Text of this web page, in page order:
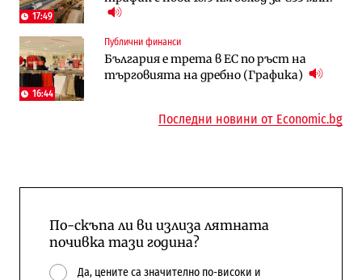
17:49
16:44
Публични финанси
България е трета в ЕС по ръст на
търговията на дребно (Графика)
Общините вече зависят от
централната власт за 75% от
бюджетите си
А1 отново е лидер при технологичните
компании и системните интегратори
Последни новини от Economic.bg
По-скъпа ли ви излиза лятната
почивка тази година?
Да, цените са значително по-високи и